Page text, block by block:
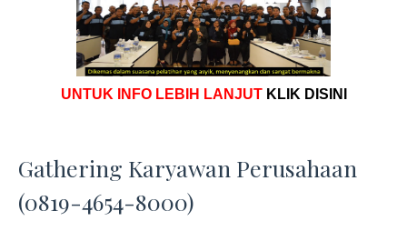
UNTUK INFO LEBIH LANJUT KLIK DISINI
Gathering Karyawan Perusahaan
(0819-4654-8000)